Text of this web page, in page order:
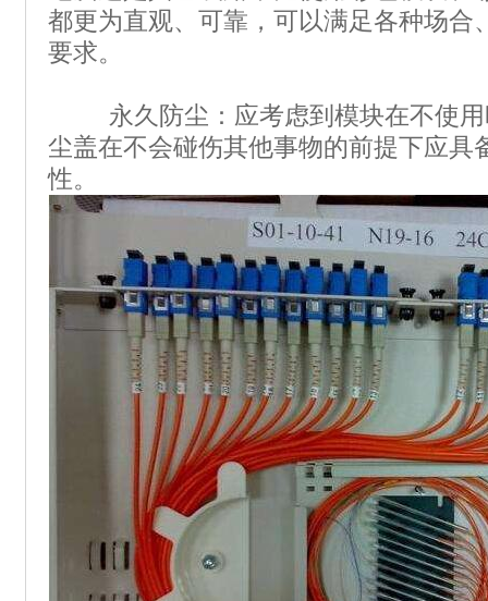
都更为直观、可靠，可以满足各种场合
要求。
永久防尘：应考虑到模块在不使用
尘盖在不会碰伤其他事物的前提下应具
性。